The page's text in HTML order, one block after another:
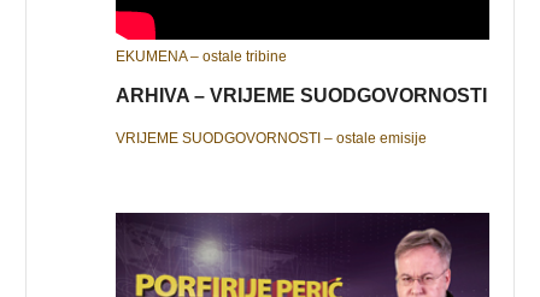
EKUMENA – ostale tribine
ARHIVA – VRIJEME SUODGOVORNOSTI
VRIJEME SUODGOVORNOSTI – ostale emisije